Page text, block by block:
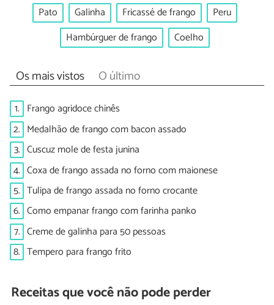
Pato Galinha Fricassé de frango
Peru
Hambúrguer de frango
Coelho
Os mais vistos O último
1. Frango agridoce chinês
2. Medalhão de frango com bacon assado
3. Cuscuz mole de festa junina
4. Coxa de frango assada no forno com maionese
5. Tulipa de frango assada no forno crocante
6. Como empanar frango com farinha panko
7. Creme de galinha para 50 pessoas
8. Tempero para frango frito
Receitas que você não pode perder